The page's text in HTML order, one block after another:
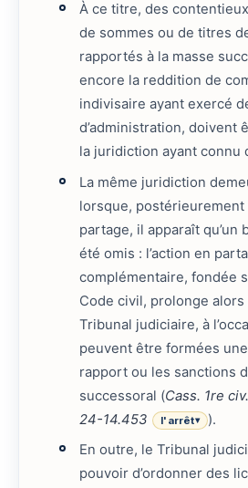
À ce titre, des
de sommes ou de titres
rapportés à la masse
encore la reddition de
indivisaire ayant exercé
d’administration, doivent
la juridiction ayant connu
La même juridiction
lorsque, postérieurement
partage, il apparaît qu’un
été omis : l’action en
complémentaire, fondée
Code civil, prolonge
Tribunal judiciaire, à
peuvent être formées
rapport ou les sanctions
successoral (Cass. 1re
24-14.453
l'arrêt▾
).
En outre, le Tribunal
pouvoir d’ordonner des